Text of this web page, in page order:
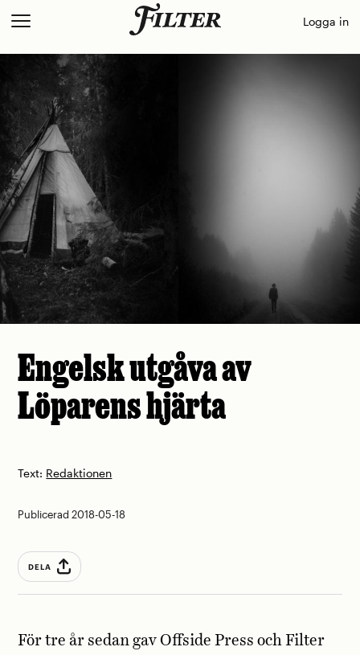
Skip
content
Logga in
Engelsk utgåva av
Löparens hjärta
Text: Redaktionen
Publicerad 2018-05-18
DELA
För tre år sedan gav Offside Press och Filter